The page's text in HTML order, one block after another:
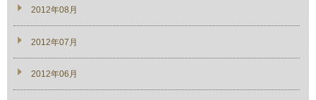
2012年08月
2012年07月
2012年06月